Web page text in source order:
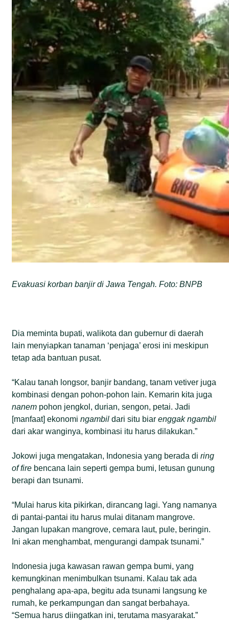
Evakuasi korban banjir di Jawa Tengah. Foto: BNPB
Dia meminta bupati, walikota dan gubernur di daerah
lain menyiapkan tanaman ‘penjaga’ erosi ini meskipun
tetap ada bantuan pusat.
“Kalau tanah longsor, banjir bandang, tanam vetiver juga
kombinasi dengan pohon-pohon lain. Kemarin kita juga
nanem pohon jengkol, durian, sengon, petai. Jadi
[manfaat] ekonomingambildari situ biarenggak ngambil
dari akar wanginya, kombinasi itu harus dilakukan.”
Jokowi juga mengatakan, Indonesia yang berada diring
of fire bencana lain seperti gempa bumi, letusan gunung
berapi dan tsunami.
“Mulai harus kita pikirkan, dirancang lagi. Yang namanya
di pantai-pantai itu harus mulai ditanam mangrove.
Jangan lupakan mangrove, cemara laut, pule, beringin.
Ini akan menghambat, mengurangi dampak tsunami.”
Indonesia juga kawasan rawan gempa bumi, yang
kemungkinan menimbulkan tsunami. Kalau tak ada
penghalang apa-apa, begitu ada tsunami langsung ke
rumah, ke perkampungan dan sangat berbahaya.
“Semua harus diingatkan ini, terutama masyarakat.”